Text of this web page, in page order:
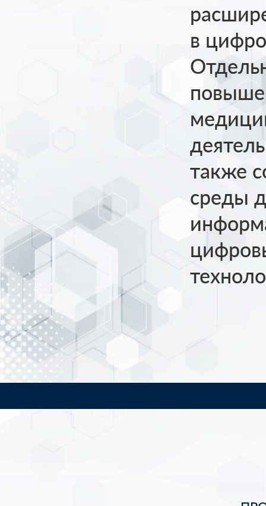
в
также
среды